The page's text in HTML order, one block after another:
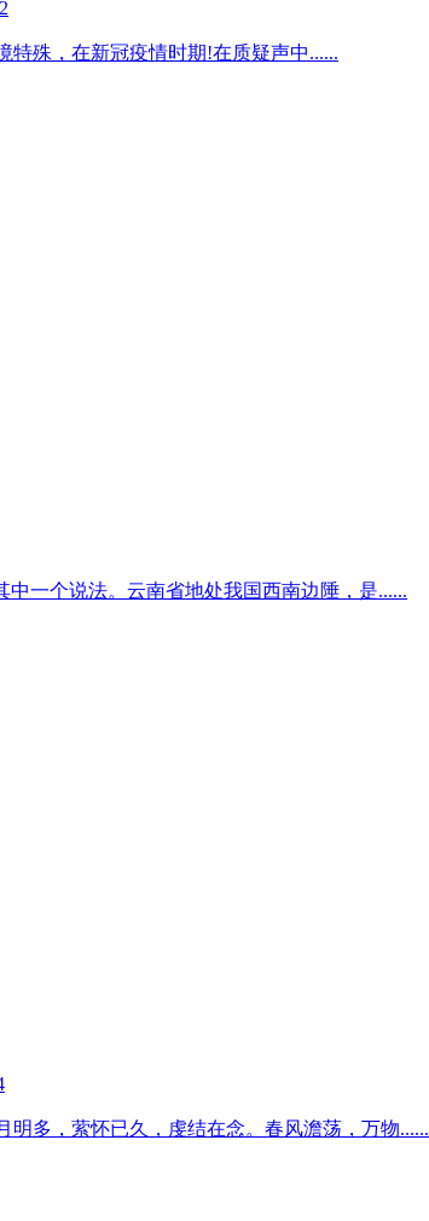
特殊，在新冠疫情时期!在质疑声中......
中一个说法。云南省地处我国西南边陲，是......
明多，萦怀已久，虔结在念。春风澹荡，万物......